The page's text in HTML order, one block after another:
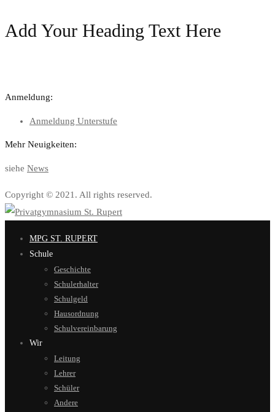
Add Your Heading Text Here
Anmeldung:
Anmeldung Unterstufe
Mehr Neuigkeiten:
siehe News
Copyright © 2021. All rights reserved.
MPG ST. RUPERT
Schule
Geschichte
Schulerhalter
Schulgeld
Hausordnung
Schulvereinbarung
Wir
Leitung
Lehrer
Schüler
Andere